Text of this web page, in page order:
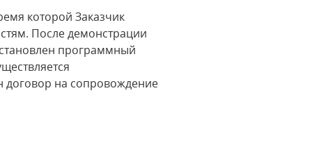
которой Заказчик
После демонстрации
программный
договор на сопровождение